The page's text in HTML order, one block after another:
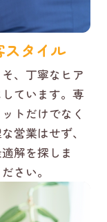
スタイル
、丁寧なヒア
ています。専
トだけでなく
営業はせず、
解を探しま
さい。